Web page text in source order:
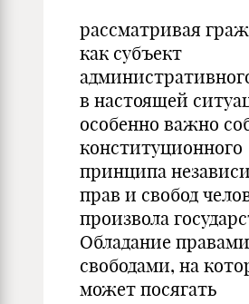
рассматривая
как субъект
в настоящей
особенно важно
конституционного
принципа
прав и свобод
произвола
Обладание
свободами, на
может посягать